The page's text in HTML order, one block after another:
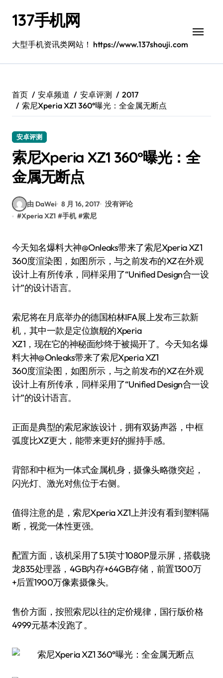
137手机网
大型手机资讯类网站！ https://www.137shouji.com
首页 安卓频道 安卓评测
2017
索尼Xperia XZ1 360°曝光：全金属无断点
安卓评测
索尼Xperia XZ1 360°曝光：全
金属无断点
由 DaWei 8 月 16, 2017 没有评论
#Xperia XZ1 #手机 #索尼
今天知名爆料大神@Onleaks带来了索尼Xperia XZ1
360度渲染图，如图所示，与之前发布的XZ在外观
设计上有所传承，同样采用了“Unified Design合一设
计”的设计语言。
索尼将在月底举办的德国柏林IFA展上发布三款新
机，其中一款是定位旗舰的Xperia
XZ1，现在它的神秘面纱终于被揭开了。今天知名爆
料大神@Onleaks带来了索尼Xperia XZ1
360度渲染图，如图所示，与之前发布的XZ在外观
设计上有所传承，同样采用了“Unified Design合一设
计”的设计语言。
正面是典型的索尼家族设计，拥有双扬声器，中框
弧度比XZ更大，能带来更好的握持手感。
背部和中框为一体式金属机身，摄像头略微突起，
闪光灯、激光对焦位于右侧。
值得注意的是，索尼Xperia XZ1上并没有看到塑料隔
断，视觉一体性更强。
配置方面，该机采用了5.1英寸1080P显示屏，搭载骁
龙835处理器，4GB内存+64GB存储，前置1300万
+后置1900万像素摄像头。
售价方面，按照索尼以往的定价规律，国行版价格
4999元基本没跑了。